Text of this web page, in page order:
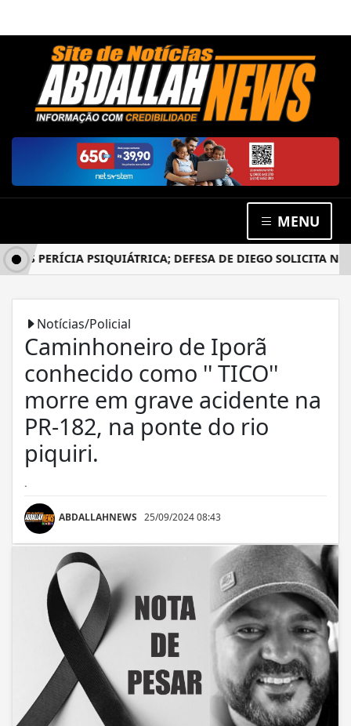
MENU
PERÍCIA PSIQUIÁTRICA; DEFESA DE DIEGO SOLICITA NOVO
Notícias/Policial
Caminhoneiro de Iporã
conhecido como '' TICO''
morre em grave acidente na
PR-182, na ponte do rio
piquiri.
.
ABDALLAHNEWS 25/09/2024 08:43